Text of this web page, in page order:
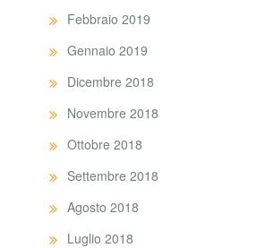
Febbraio 2019
Gennaio 2019
Dicembre 2018
Novembre 2018
Ottobre 2018
Settembre 2018
Agosto 2018
Luglio 2018